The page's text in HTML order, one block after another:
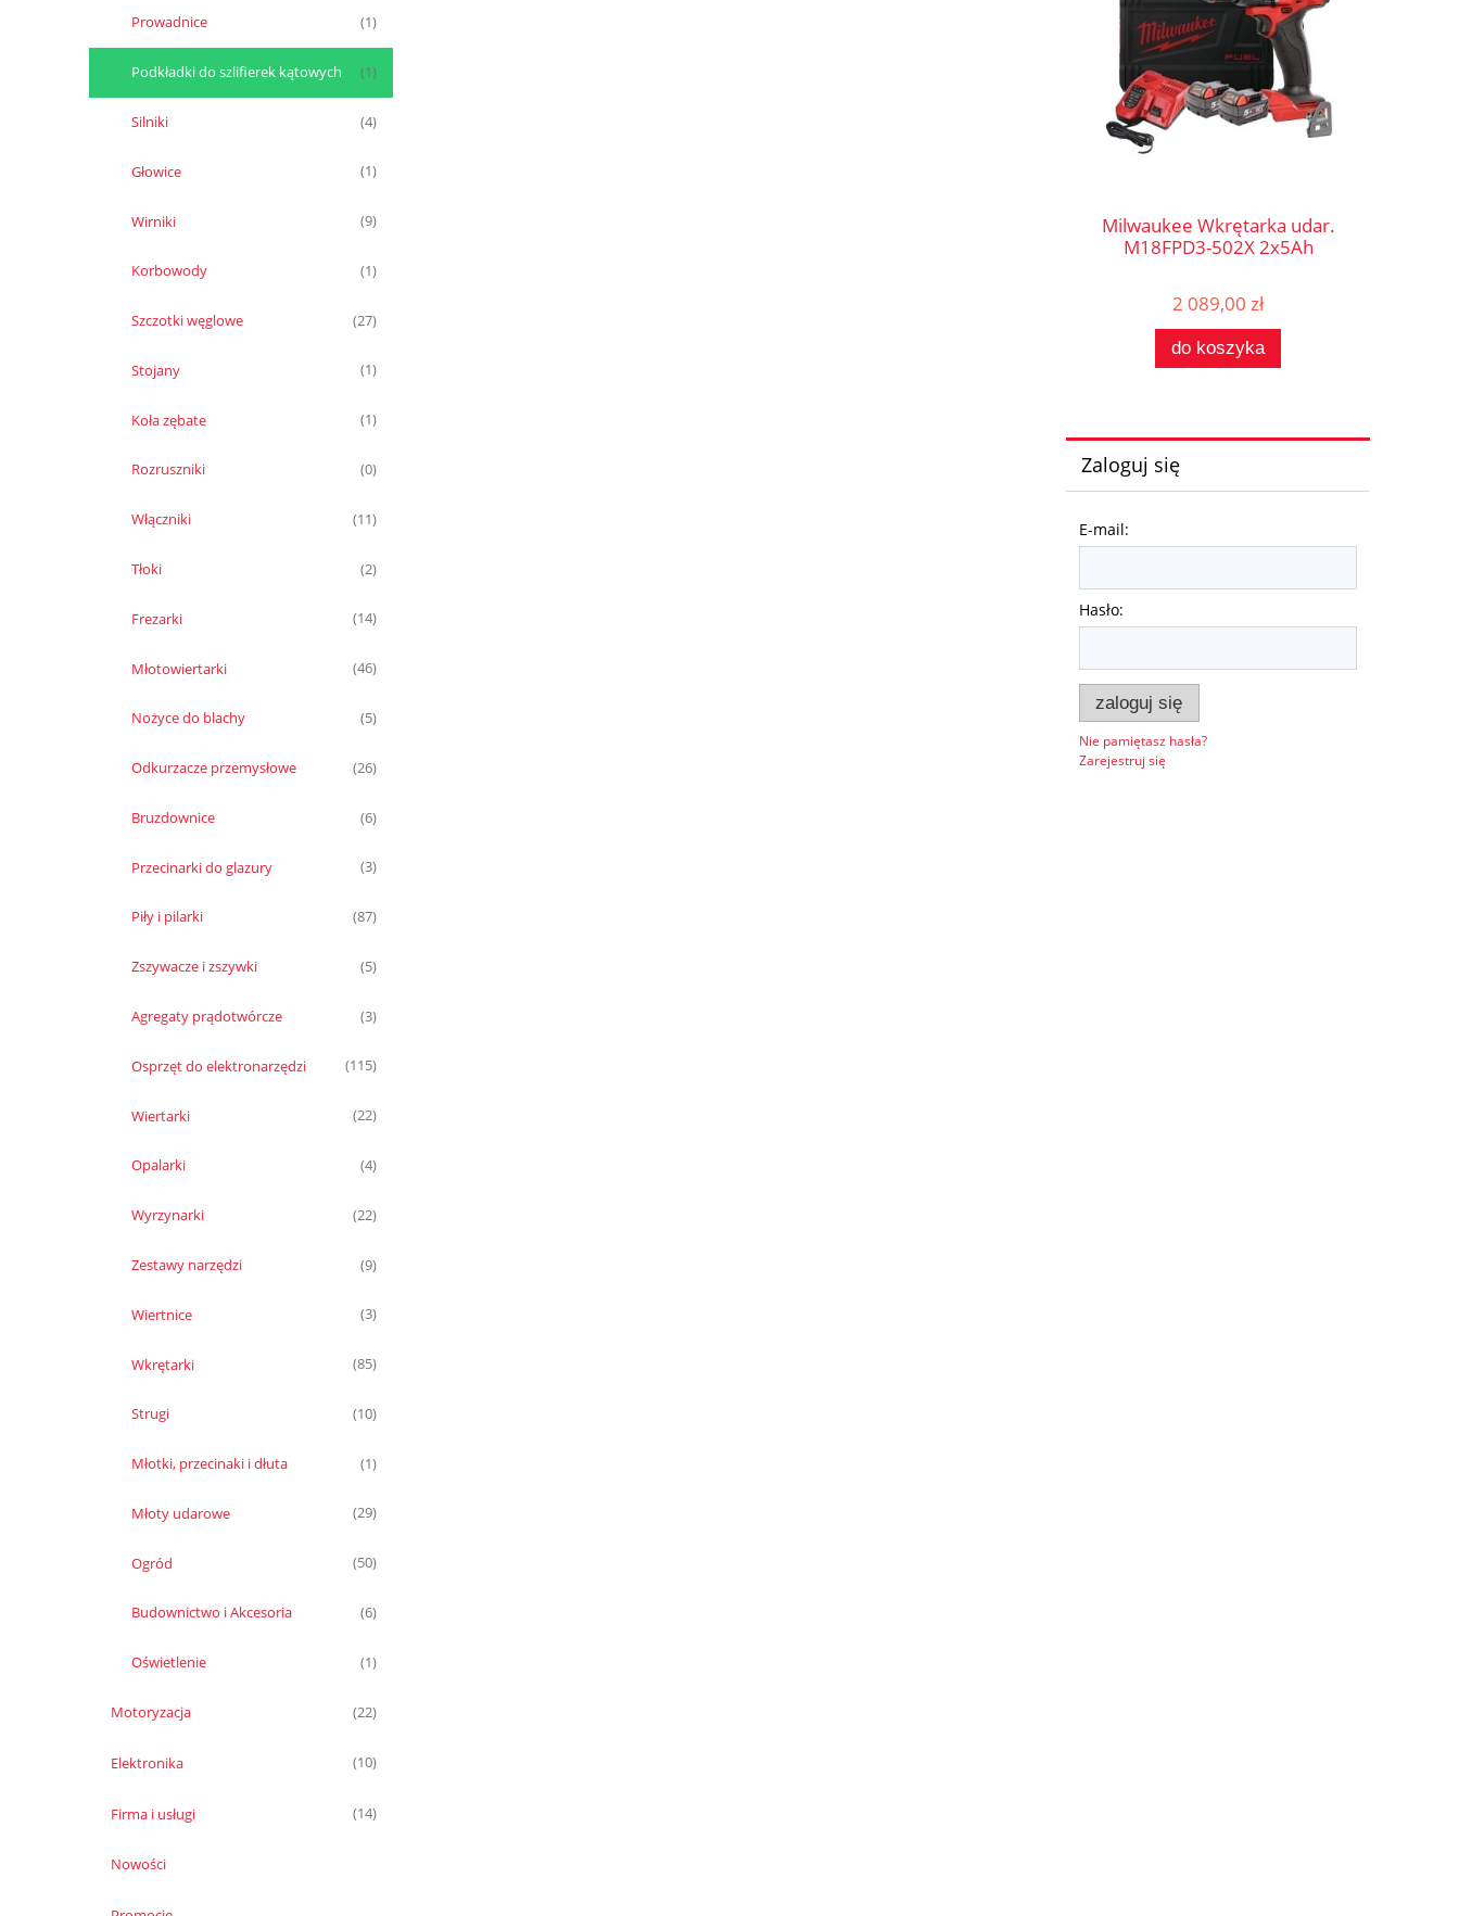
Prowadnice (1)
Podkładki do szlifierek kątowych (1)
Silniki (4)
Głowice (1)
Wirniki (9)
Korbowody (1)
Szczotki węglowe (27)
Stojany (1)
Koła zębate (1)
Rozruszniki (0)
Włączniki (11)
Tłoki (2)
Frezarki (14)
Młotowiertarki (46)
Nożyce do blachy (5)
Odkurzacze przemysłowe (26)
Bruzdownice (6)
Przecinarki do glazury (3)
Piły i pilarki (87)
Zszywacze i zszywki (5)
Agregaty prądotwórcze (3)
Osprzęt do elektronarzędzi (115)
Wiertarki (22)
Opalarki (4)
Wyrzynarki (22)
Zestawy narzędzi (9)
Wiertnice (3)
Wkrętarki (85)
Strugi (10)
Młotki, przecinaki i dłuta (1)
Młoty udarowe (29)
Ogród (50)
Budownictwo i Akcesoria (6)
Oświetlenie (1)
Motoryzacja (22)
Elektronika (10)
Firma i usługi (14)
Nowości
Milwaukee Wkrętarka udar.
M18FPD3-502X 2x5Ah
2 089,00 zł
do koszyka
Zaloguj się
E-mail:
Hasło:
zaloguj się
Nie pamiętasz hasła?
Zarejestruj się